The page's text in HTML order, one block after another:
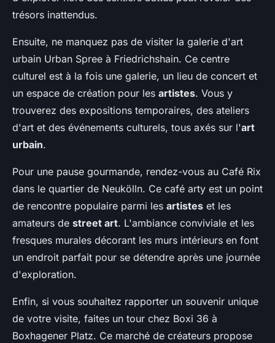
trésors inattendus.
Ensuite, ne manquez pas de visiter la galerie d'art
urbain Urban Spree à Friedrichshain. Ce centre
culturel est à la fois une galerie, un lieu de concert et
un espace de création pour les artistes. Vous y
trouverez des expositions temporaires, des ateliers
d'art et des événements culturels, tous axés sur l'art
urbain.
Pour une pause gourmande, rendez-vous au Café Rix
dans le quartier de Neukölln. Ce café arty est un point
de rencontre populaire parmi les artistes et les
amateurs de street art. L'ambiance conviviale et les
fresques murales décorant les murs intérieurs en font
un endroit parfait pour se détendre après une journée
d'exploration.
Enfin, si vous souhaitez rapporter un souvenir unique
de votre visite, faites un tour chez Boxi 36 à
Boxhagener Platz. Ce marché de créateurs propose